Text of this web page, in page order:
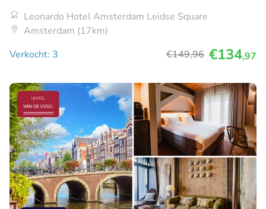
Leonardo Hotel Amsterdam Leidse Square
Amsterdam (17km)
Verkocht: 3
€149,96 €134,97